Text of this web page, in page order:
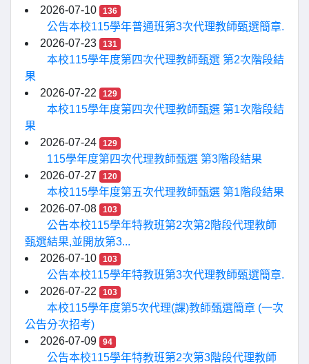
2026-07-10 136
公告本校115學年普通班第3次代理教師甄選簡章.
2026-07-23
131
本校115學年度第四次代理教師甄選 第2次階段結
果
2026-07-22
129
本校115學年度第四次代理教師甄選 第1次階段結
果
2026-07-24
129
115學年度第四次代理教師甄選 第3階段結果
2026-07-27
120
本校115學年度第五次代理教師甄選 第1階段結果
2026-07-08
103
公告本校115學年特教班第2次第2階段代理教師
甄選結果,並開放第3...
2026-07-10
103
公告本校115學年特教班第3次代理教師甄選簡章.
2026-07-22
103
本校115學年度第5次代理(課)教師甄選簡章 (一次
公告分次招考)
2026-07-09
94
公告本校115學年特教班第2次第3階段代理教師